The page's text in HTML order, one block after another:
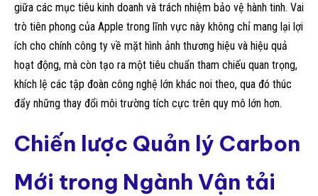
giữa các mục tiêu kinh doanh và trách nhiệm bảo vệ hành tinh. Vai
trò tiên phong của Apple trong lĩnh vực này không chỉ mang lại lợi
ích cho chính công ty về mặt hình ảnh thương hiệu và hiệu quả
hoạt động, mà còn tạo ra một tiêu chuẩn tham chiếu quan trọng,
khích lệ các tập đoàn công nghệ lớn khác noi theo, qua đó thúc
đẩy những thay đổi môi trường tích cực trên quy mô lớn hơn.
Chiến lược Quản lý Carbon
Mới trong Ngành Vận tải